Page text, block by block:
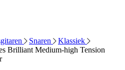
Snaren
Klassiek
Brilliant Medium-high Tension